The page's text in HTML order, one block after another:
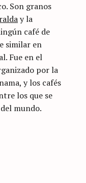
Son granos
y la
café de
similar en
Fue en el
por la
y los cafés
los que se
mundo.